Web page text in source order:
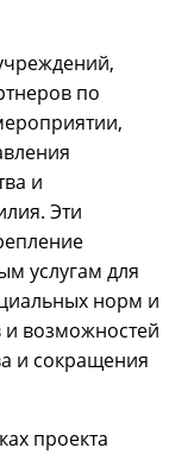
по
и
Эти
услугам для
норм и
возможностей
и сокращения
проекта